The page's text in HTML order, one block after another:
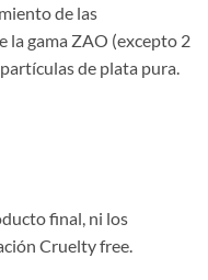
de las
la gama ZAO (excepto 2
de plata pura.
final, ni los
Cruelty free.